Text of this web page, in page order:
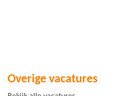
Overige vacatures